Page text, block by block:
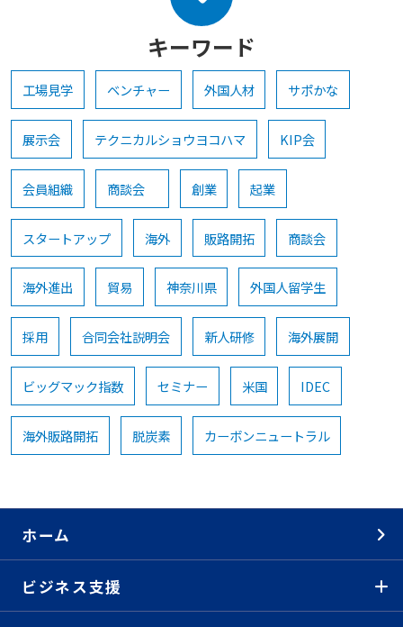
キーワード
工場見学 ベンチャー 外国人材 サポかな
展示会 テクニカルショウヨコハマ KIP会
会員組織 商談会 創業 起業
スタートアップ 海外 販路開拓 商談会
海外進出 貿易 神奈川県 外国人留学生
採用 合同会社説明会 新人研修 海外展開
ビッグマック指数 セミナー 米国 IDEC
海外販路開拓 脱炭素 カーボンニュートラル
ホーム
ビジネス支援